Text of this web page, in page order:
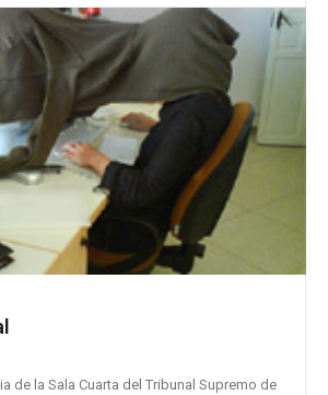
de la Sala Cuarta del Tribunal Supremo de